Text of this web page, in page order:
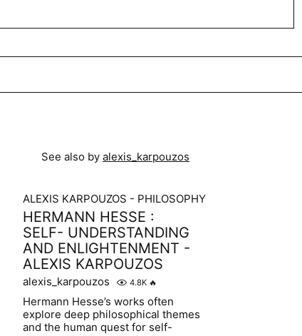
See also by alexis_karpouzos
ALEXIS KARPOUZOS - PHILOSOPHY
HERMANN HESSE :
SELF- UNDERSTANDING
AND ENLIGHTENMENT -
ALEXIS KARPOUZOS
alexis_karpouzos 4.8K 🔥
Hermann Hesse’s works often
explore deep philosophical themes
and the human quest for self-